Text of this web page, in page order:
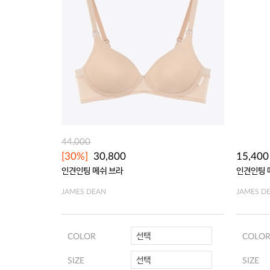
44,000
[30%] 30,800
인견인팅 메쉬 브라
JAMES DEAN
COLOR 선택
SIZE 선택
15,400
인견인팅
JAMES
COLOR
SIZE